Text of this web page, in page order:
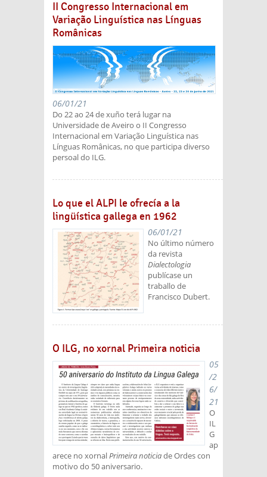
II Congresso Internacional em
Variação Linguística nas Línguas
Românicas
06/01/21
Do 22 ao 24 de xuño terá lugar na
Universidade de Aveiro o II Congresso
Internacional em Variação Linguística nas
Línguas Românicas, no que participa diverso
persoal do ILG.
Lo que el ALPI le ofrecía a la
lingüística gallega en 1962
06/01/21
No último número
da revista
Dialectologia
publícase un
traballo de
Francisco Dubert.
O ILG, no xornal Primeira noticia
05
/2
6/
21
O
IL
G
ap
arece no xornalPrimeira noticiade Ordes con
motivo do 50 aniversario.